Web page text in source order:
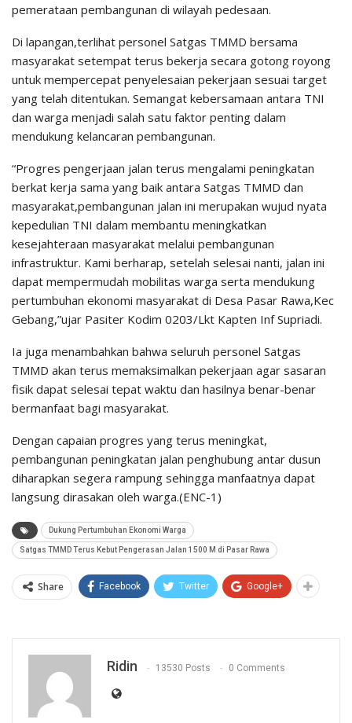
pemerataan pembangunan di wilayah pedesaan.
Di lapangan,terlihat personel Satgas TMMD bersama
masyarakat setempat terus bekerja secara gotong royong
untuk mempercepat penyelesaian pekerjaan sesuai target
yang telah ditentukan. Semangat kebersamaan antara TNI
dan warga menjadi salah satu faktor penting dalam
mendukung kelancaran pembangunan.
“Progres pengerjaan jalan terus mengalami peningkatan
berkat kerja sama yang baik antara Satgas TMMD dan
masyarakat,pembangunan jalan ini merupakan wujud nyata
kepedulian TNI dalam membantu meningkatkan
kesejahteraan masyarakat melalui pembangunan
infrastruktur. Kami berharap, setelah selesai nanti, jalan ini
dapat mempermudah mobilitas warga serta mendukung
pertumbuhan ekonomi masyarakat di Desa Pasar Rawa,Kec
Gebang,”ujar Pasiter Kodim 0203/Lkt Kapten Inf Supriadi.
Ia juga menambahkan bahwa seluruh personel Satgas
TMMD akan terus memaksimalkan pekerjaan agar sasaran
fisik dapat selesai tepat waktu dan hasilnya benar-benar
bermanfaat bagi masyarakat.
Dengan capaian progres yang terus meningkat,
pembangunan peningkatan jalan penghubung antar dusun
diharapkan segera rampung sehingga manfaatnya dapat
langsung dirasakan oleh warga.(ENC-1)
Dukung Pertumbuhan Ekonomi Warga
Satgas TMMD Terus Kebut Pengerasan Jalan 1500 M di Pasar Rawa
Share Facebook Twitter Google+
Ridin 13530 Posts 0 Comments